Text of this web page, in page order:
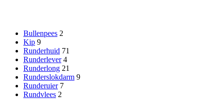
Bullenpees 2
Kip 9
Runderhuid 71
Runderlever 4
Runderlong 21
Runderslokdarm 9
Runderuier 7
Rundvlees 2